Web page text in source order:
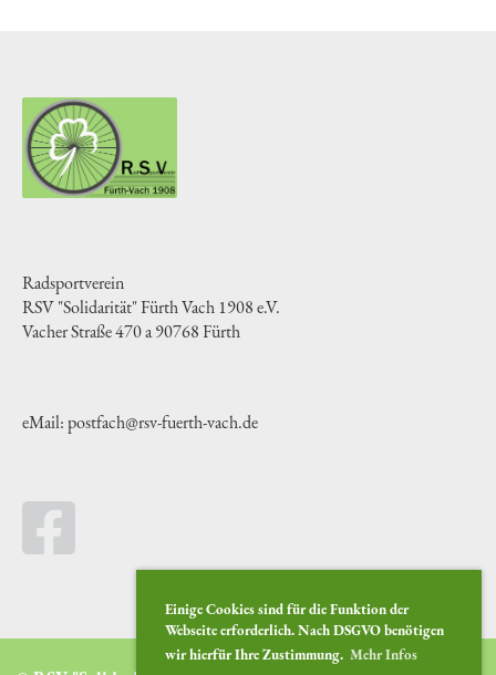
Einige Cookies sind für die Funktion der
Webseite erforderlich. Nach DSGVO benötigen
wir hierfür Ihre Zustimmung. Mehr Infos
Radsportverein
RSV "Solidarität" Fürth Vach 1908 e.V.
Vacher Straße 470 a 90768 Fürth
eMail: postfach@rsv-fuerth-vach.de